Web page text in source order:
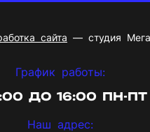
сайта — студия
График работы:
ДО 16:00 ПН-ПТ
Наш адрес: